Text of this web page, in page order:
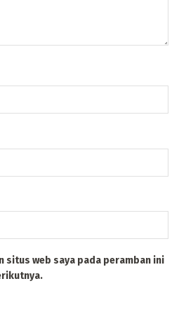
situs web saya pada peramban ini